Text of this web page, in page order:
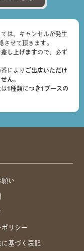
は、キャンセルが発生
せて頂きます。
し上げますので、必ず
により ご出店いただけ
ん。
1種類につき1ブースの
願い
ポリシー
基づく表記